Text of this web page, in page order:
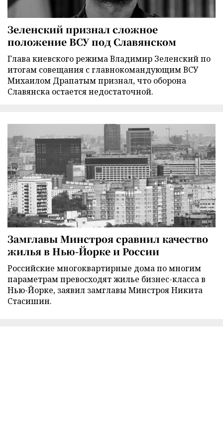
Зеленский признал сложное
положение ВСУ под Славянском
Глава киевского режима Владимир Зеленский по
итогам совещания с главнокомандующим ВСУ
Михаилом Драпатым признал, что оборона
Славянска остается недостаточной.
Замглавы Минстроя сравнил качество
жилья в Нью-Йорке и России
Российские многоквартирные дома по многим
параметрам превосходят жилье бизнес-класса в
Нью-Йорке, заявил замглавы Минстроя Никита
Стасишин.